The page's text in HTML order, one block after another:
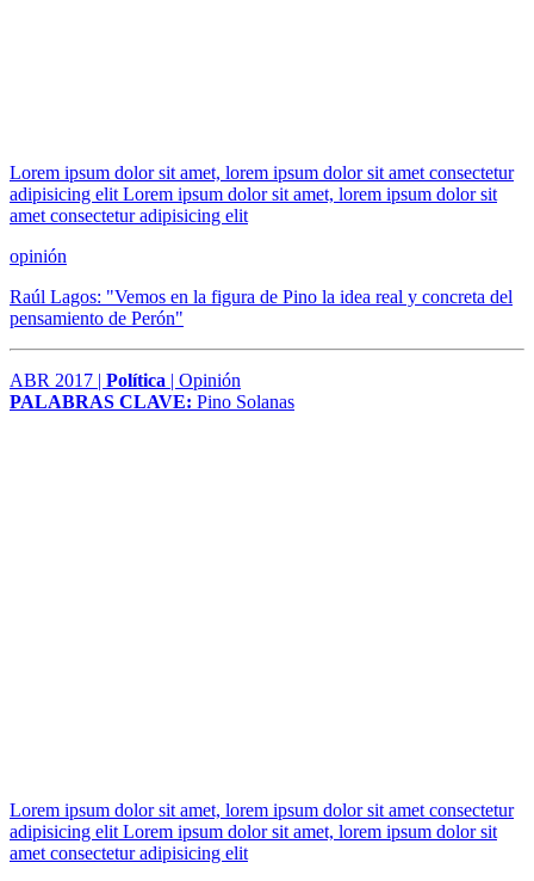
Lorem ipsum dolor sit amet, lorem ipsum dolor sit amet consectetur
adipisicing elit Lorem ipsum dolor sit amet, lorem ipsum dolor sit
amet consectetur adipisicing elit
opinión
Raúl Lagos: "Vemos en la figura de Pino la idea real y concreta del
pensamiento de Perón"
ABR 2017 | Política | Opinión
PALABRAS CLAVE: Pino Solanas
Lorem ipsum dolor sit amet, lorem ipsum dolor sit amet consectetur
adipisicing elit Lorem ipsum dolor sit amet, lorem ipsum dolor sit
amet consectetur adipisicing elit